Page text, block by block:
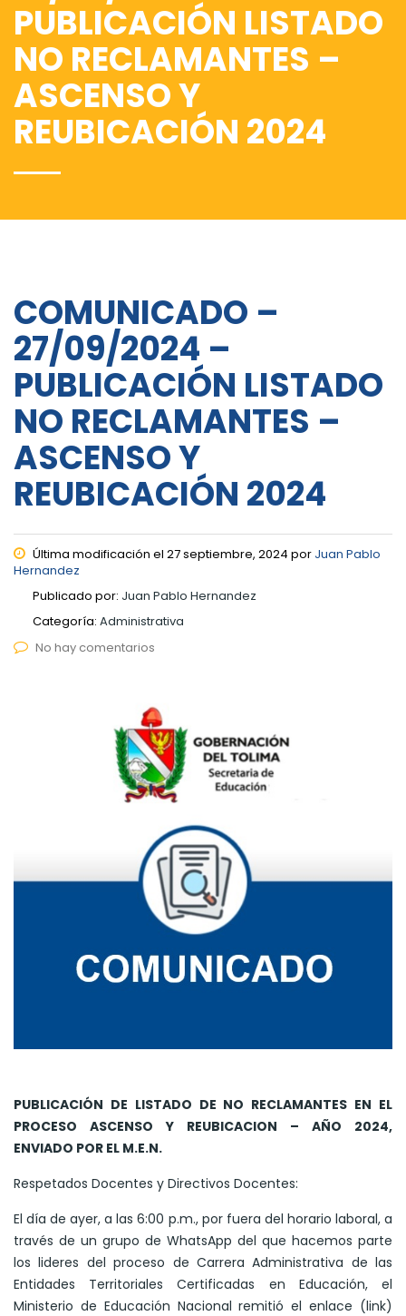
PUBLICACIÓN LISTADO
NO RECLAMANTES –
ASCENSO Y
REUBICACIÓN 2024
COMUNICADO –
27/09/2024 –
PUBLICACIÓN LISTADO
NO RECLAMANTES –
ASCENSO Y
REUBICACIÓN 2024
Última modificación el 27 septiembre, 2024 por Juan Pablo
Hernandez
Publicado por: Juan Pablo Hernandez
Categoría: Administrativa
No hay comentarios
PUBLICACIÓN DE LISTADO DE NO RECLAMANTES EN EL
PROCESO ASCENSO Y REUBICACION – AÑO 2024,
ENVIADO POR EL M.E.N.
Respetados Docentes y Directivos Docentes:
El día de ayer, a las 6:00 p.m., por fuera del horario laboral, a
través de un grupo de WhatsApp del que hacemos parte
los lideres del proceso de Carrera Administrativa de las
Entidades Territoriales Certificadas en Educación, el
Ministerio de Educación Nacional remitió el enlace (link)